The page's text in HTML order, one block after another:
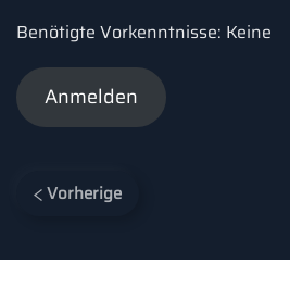
Benötigte Vorkenntnisse: Keine
Anmelden
Vorherige